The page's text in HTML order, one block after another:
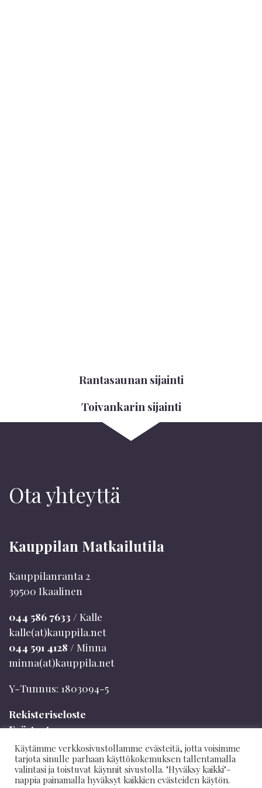
Rantasaunan sijainti
Toivankarin sijainti
Ota yhteyttä
Kauppilan Matkailutila
Kauppilanranta 2
39500 Ikaalinen
044 586 7633 / Kalle
kalle(at)kauppila.net
044 591 4128 / Minna
minna(at)kauppila.net
Y-Tunnus: 1803094-5
Rekisteriseloste
Evästeet
Mökinvaraajan info
Varaus- ja peruutusehdot
Käytämme verkkosivustollamme evästeitä, jotta voisimme
tarjota sinulle parhaan käyttökokemuksen tallentamalla
valintasi ja toistuvat käynnit sivustolla. "Hyväksy kaikki"-
nappia painamalla hyväksyt kaikkien evästeiden käytön.